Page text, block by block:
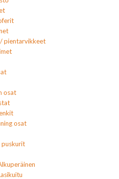
pientarvikkeet
osat
osat
puskurit